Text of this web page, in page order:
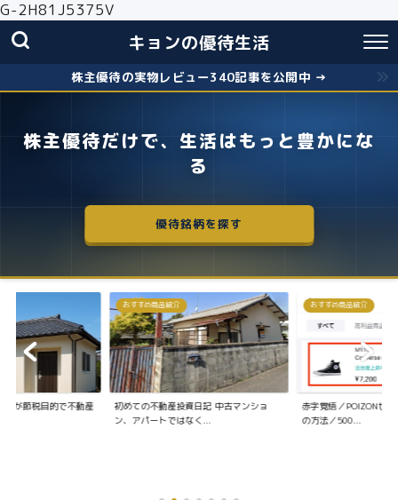
G-2H81J5375V
キョンの優待生活
株主優待の実物レビュー340記事を公開中 →
株主優待だけで、生活はもっと豊かにな
る
優待銘柄を探す
日記 中古マンショ
おすすめ商品紹介
赤字覚悟／POIZONせどりの仕入れ〜販売
の方法／500...
株主優待
失敗しないクロス取引
お得に株主優...